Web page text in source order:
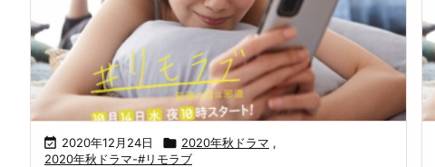
 2020年12月24日  2020年秋ドラマ ,
2020年秋ドラマ-#リモラブ